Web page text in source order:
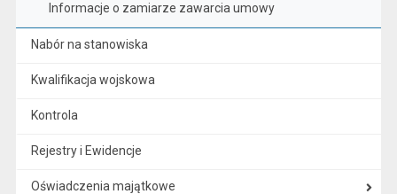
Informacje o zamiarze zawarcia umowy
Nabór na stanowiska
Kwalifikacja wojskowa
Kontrola
Rejestry i Ewidencje
Oświadczenia majątkowe